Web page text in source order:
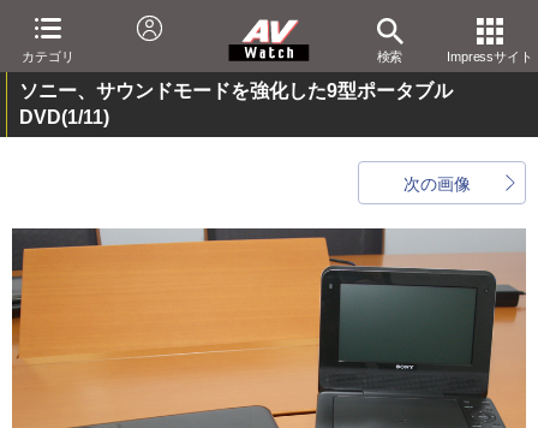
カテゴリ 検索 Impressサイト
ソニー、サウンドモードを強化した9型ポータブル
DVD(1/11)
次の画像